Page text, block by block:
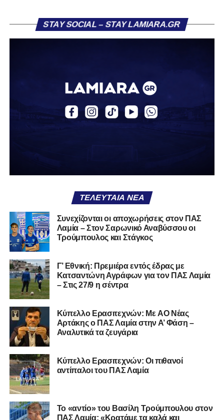
«Ο Α.Ο. Σαρωνικός Αναβύσσου ανακοινώνει την
περσινή σεζόν πραγματοποίησε γεμάτη χρονιά στη Γ’
Στο παρελθόν αγωνίστηκε στην ΑΕΚ Β’, με την οποία
κατέγραψε 10 συμμετοχές στη Super League 2, καθώς
επίσης σε Εθνικό και Ζάκυνθο. Ξεκίνησε την καριέρα του
στις 26 Σεπτεμβρίου 2021.
Καλωσορίζουμε τον Βασίλη στην οικογένεια του
Σαρωνικού και του ευχόμαστε υγεία και πολλές
επιτυχίες.»
Η ανακοίνωση για τον Χρυσόστομο Στάγκο
«Ο Α.Ο. Σαρωνικός Αναβύσσου ανακοινώνει την
απόκτηση του τερματοφύλακα Χρυσόστομου Στάγκου.
Ο 24χρονος τερματοφύλακας (γεννημένος στις
27/06/2002) προέρχεται επίσης από μία γεμάτη χρονιά
στη Γ’ Εθνική με τον ΠΑΣ Λαμία. Στο παρελθόν
αγωνίστηκε στον Λεβαδειακό, ενώ πέρασε και από ομάδες
της Serie D στην Ιταλία, όπως οι Nocerina, S. Maria
Cilento και Castrovillari, έχοντας ξεκινήσει την
ποδοσφαιρική του διαδρομή από τον Απόλλωνα Σμύρνης.
STAY SOCIAL – STAY LAMIARA.GR
ΤΕΛΕΥΤΑΊΑ ΝΈΑ
Συνεχίζονται οι αποχωρήσεις στον ΠΑΣ
Λαμία – Στον Σαρωνικό Αναβύσσου οι
Τρούμπουλος και Στάγκος
Γ’ Εθνική: Πρεμιέρα εντός έδρας με
Κατσαντώνη Αγράφων για τον ΠΑΣ Λαμία
– Στις 27/9 η σέντρα
Kύπελλο Ερασιτεχνών: Με AO Nέας
Αρτάκης ο ΠΑΣ Λαμία στην Α’ Φάση –
Αναλυτικά τα ζευγάρια
Κύπελλο Ερασιτεχνών: Οι πιθανοί
αντίπαλοι του ΠΑΣ Λαμία
Το «αντίο» του Βασίλη Τρούμπουλου στον
ΠΑΣ Λαμία: «Κρατάμε τα καλά και